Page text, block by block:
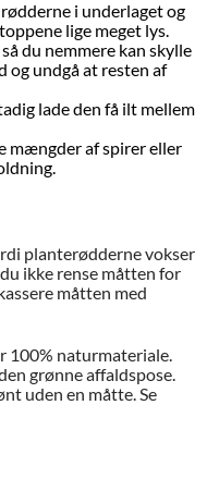
i underlaget og
lige meget lys.
du nemmere kan skylle
og undgå at resten af
lade den få ilt mellem
mængder af spirer eller
planterødderne vokser
ikke rense måtten for
måtten med
100% naturmateriale.
grønne affaldspose.
uden en måtte. Se